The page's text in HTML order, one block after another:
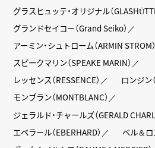
グラスヒュッテ・オリジナル（
グランドセイコー（Grand Seiko）
アーミン・シュトローム（ARMIN STROM）
スピークマリン（SPEAKE MARIN）
レッセンス（RESSENCE）
ロンジン
モンブラン（MONTBLANC）
ジェラルド・チャールズ（GERALD
エベラール（EBERHARD）
ベル＆ロ